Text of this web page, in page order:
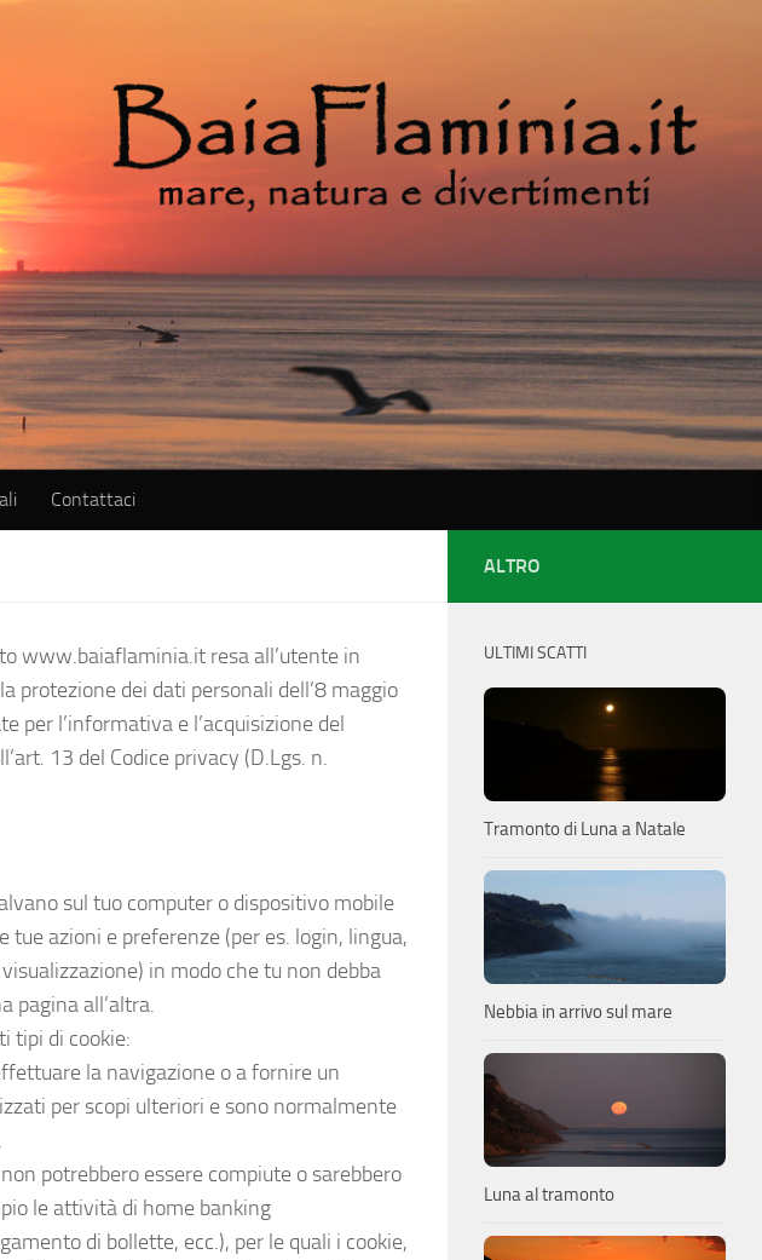
Contattaci
www.baiaflaminia.it resa all’utente in
protezione dei dati personali dell’8 maggio
per l’informativa e l’acquisizione del
13 del Codice privacy (D.Lgs. n.
sul tuo computer o dispositivo mobile
azioni e preferenze (per es. login, lingua,
in modo che tu non debba
pagina all’altra.
tipi di cookie:
la navigazione o a fornire un
per scopi ulteriori e sono normalmente
potrebbero essere compiute o sarebbero
le attività di home banking
di bollette, ecc.), per le quali i cookie,
ALTRO
ULTIMI SCATTI
Tramonto di Luna a Natale
Nebbia in arrivo sul mare
Luna al tramonto